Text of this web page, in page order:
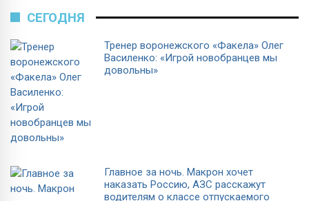
СЕГОДНЯ
Тренер воронежского «Факела» Олег
Василенко: «Игрой новобранцев мы
довольны»
Главное за ночь. Макрон хочет
наказать Россию, АЗС расскажут
водителям о классе отпускаемого